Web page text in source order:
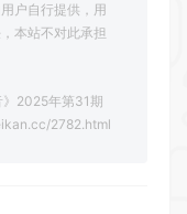
户自行提供，用
本站不对此承担
》2025年第31期
2782.html